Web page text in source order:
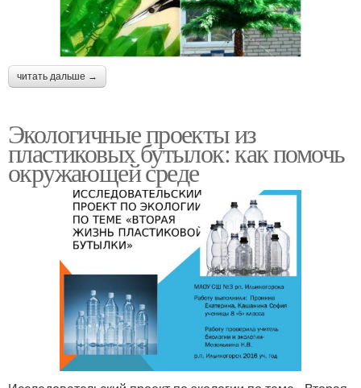
читать дальше →
Экологичные проекты из
пластиковых бутылок: как помочь
окружающей среде